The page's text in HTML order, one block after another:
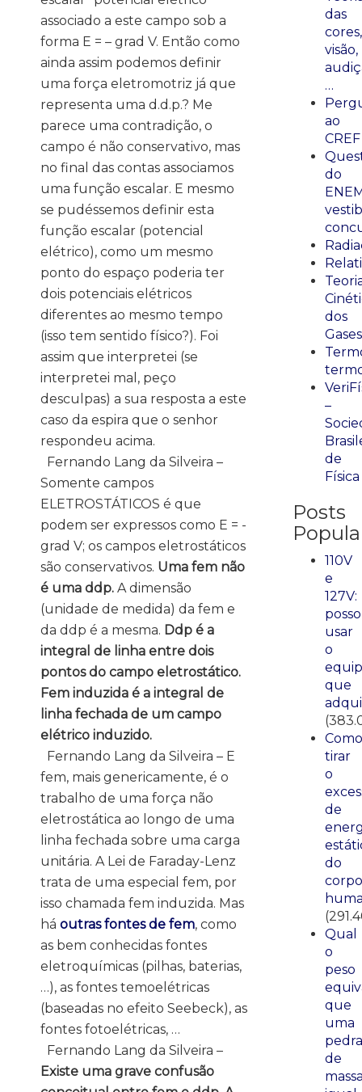
associado a este campo sob a
forma E = – grad V. Então como
ainda assim podemos definir
uma força eletromotriz já que
representa uma d.d.p.? Me
parece uma contradição, o
campo é não conservativo, mas
no final das contas associamos
uma função escalar. E mesmo
se pudéssemos definir esta
função escalar (potencial
elétrico), como um mesmo
ponto do espaço poderia ter
dois potenciais elétricos
diferentes ao mesmo tempo
(isso tem sentido físico?). Foi
assim que interpretei (se
interpretei mal, peço
desculpas) a sua resposta a este
caso da espira que o senhor
respondeu acima.
Fernando Lang da Silveira –
Somente campos
ELETROSTÁTICOS é que
podem ser expressos como E = -
grad V; os campos eletrostáticos
são conservativos. Uma fem não
é uma ddp. A dimensão
(unidade de medida) da fem e
da ddp é a mesma. Ddp é a
integral de linha entre dois
pontos do campo eletrostático.
Fem induzida é a integral de
linha fechada de um campo
elétrico induzido.
Fernando Lang da Silveira – E
fem, mais genericamente, é o
trabalho de uma força não
eletrostática ao longo de uma
linha fechada sobre uma carga
unitária. A Lei de Faraday-Lenz
trata de uma especial fem, por
isso chamada fem induzida. Mas
há outras fontes de fem, como
as bem conhecidas fontes
eletroquímicas (pilhas, baterias,
…), as fontes temoelétricas
(baseadas no efeito Seebeck), as
fontes fotoelétricas, …
Fernando Lang da Silveira –
Existe uma grave confusão
das
cores,
visão,
…
ao
CREF
do
dos
Gases
–
de
Física
Posts
110V
e
127V:
posso
usar
o
que
Como
tirar
o
de
do
corpo
Qual
o
peso
que
uma
pedra
de